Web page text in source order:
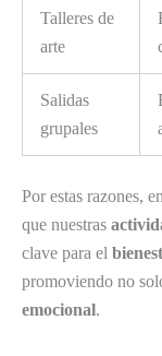
Talleres de
arte
Salidas
grupales
Por estas razones, en
que nuestras
clave para el
promoviendo no
emocional.